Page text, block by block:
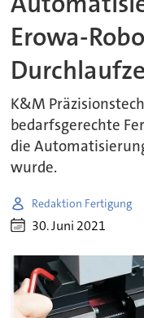
Erowa-
K&M
bedarfsgerechte
die
wurde.
Redaktion Fertigung
30. Juni 2021